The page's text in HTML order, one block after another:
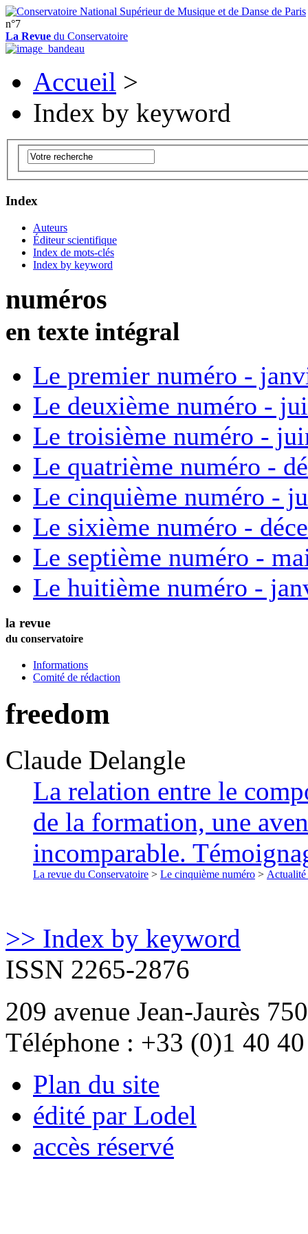
n°7
La Revue du Conservatoire
Accueil >
Index by keyword
Index
Auteurs
Éditeur scientifique
Index de mots-clés
Index by keyword
numéros
en texte intégral
Le premier numéro -
Le deuxième numéro -
Le troisième numéro -
Le quatrième numéro -
Le cinquième numéro -
Le sixième numéro -
Le septième numéro -
Le huitième numéro -
la revue
du conservatoire
Informations
Comité de rédaction
freedom
Claude Delangle
La relation entre le
de la formation, une
incomparable.
La revue du Conservatoire > Le cinquième numéro > Actualité
>> Index by keyword
ISSN 2265-2876
209 avenue Jean-Jaurès
Téléphone : +33 (0)1 40
Plan du site
édité par Lodel
accès réservé